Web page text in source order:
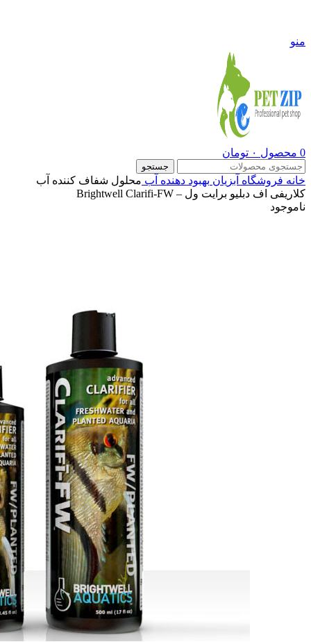
منو
0 محصول ۰ تومان
جستجو
خانه فروشگاه آبزیان بهبود دهنده آب محلول شفاف کننده آب
کلاریفی اف دبلیو برایت ول – Brightwell Clarifi-FW
ناموجود